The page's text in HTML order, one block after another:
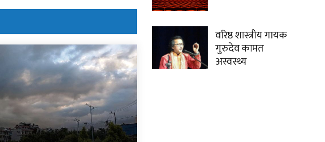
वरिष्ठ शास्त्रीय गायक
गुरुदेव कामत
अस्वस्थ्य